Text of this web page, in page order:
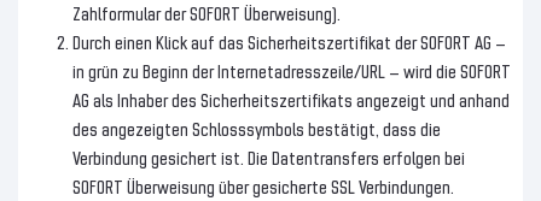
Zahlformular der SOFORT Überweisung).
Durch einen Klick auf das Sicherheitszertifikat der SOFORT AG –
in grün zu Beginn der Internetadresszeile/URL – wird die SOFORT
AG als Inhaber des Sicherheitszertifikats angezeigt und anhand
des angezeigten Schlosssymbols bestätigt, dass die
Verbindung gesichert ist. Die Datentransfers erfolgen bei
SOFORT Überweisung über gesicherte SSL Verbindungen.